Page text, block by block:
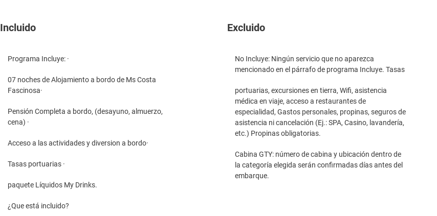
Incluido
Programa Incluye: ·
07 noches de Alojamiento a bordo de Ms Costa
Fascinosa·
Pensión Completa a bordo, (desayuno, almuerzo,
cena) ·
Acceso a las actividades y diversion a bordo·
Tasas portuarias ·
paquete Líquidos My Drinks.
¿Que está incluido?
Excluido
No Incluye: Ningún servicio que no aparezca
mencionado en el párrafo de programa Incluye. Tasas
portuarias, excursiones en tierra, Wifi, asistencia
médica en viaje, acceso a restaurantes de
especialidad, Gastos personales, propinas, seguros de
asistencia ni cancelación (Ej.: SPA, Casino, lavandería,
etc.) Propinas obligatorias.
Cabina GTY: número de cabina y ubicación dentro de
la categoría elegida serán confirmadas días antes del
embarque.